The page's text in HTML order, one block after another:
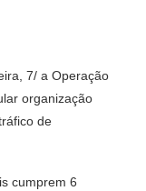
7/ a Operação
organização
de
cumprem 6